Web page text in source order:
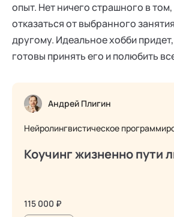
опыт. Нет ничего страшного в
отказаться от выбранного
другому. Идеальное хобби
готовы принять его и полюбить
Андрей Плигин
Нейролингвистическое
Коучинг жизненно пути
115 000 ₽